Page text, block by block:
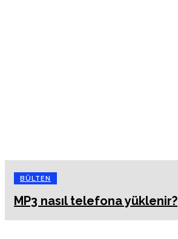
BÜLTEN
MP3 nasıl telefona yüklenir?